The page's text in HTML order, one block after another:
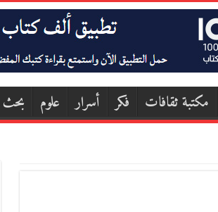
مكتبة ثقافات فكر أسرار علوم بحث